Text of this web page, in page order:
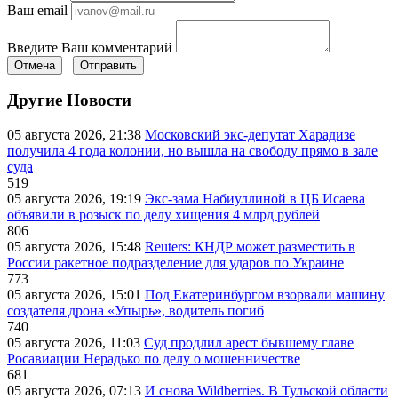
Ваш email
Введите Ваш комментарий
Отмена Отправить
Другие Новости
05 августа 2026, 21:38 Московский экс-депутат Харадизе
получила 4 года колонии, но вышла на свободу прямо в зале
суда
519
05 августа 2026, 19:19 Экс-зама Набиуллиной в ЦБ Исаева
объявили в розыск по делу хищения 4 млрд рублей
806
05 августа 2026, 15:48 Reuters: КНДР может разместить в
России ракетное подразделение для ударов по Украине
773
05 августа 2026, 15:01 Под Екатеринбургом взорвали машину
создателя дрона «Упырь», водитель погиб
740
05 августа 2026, 11:03 Суд продлил арест бывшему главе
Росавиации Нерадько по делу о мошенничестве
681
05 августа 2026, 07:13 И снова Wildberries. В Тульской области